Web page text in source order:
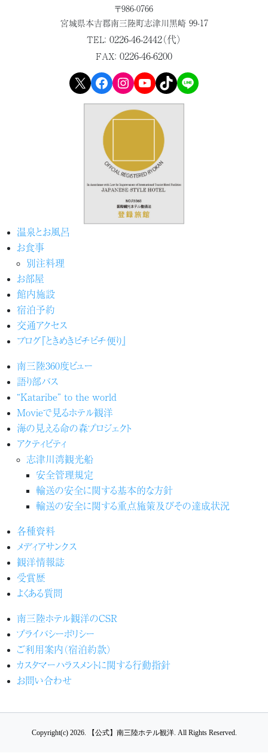
〒986-0766
宮城県本吉郡南三陸町志津川黒崎 99-17
TEL： 0226-46-2442（代）
FAX： 0226-46-6200
X Facebook Instagram YouTube TikTok LINE
温泉とお風呂
お食事
別注料理
お部屋
館内施設
宿泊予約
交通アクセス
ブログ『ときめきピチピチ便り』
南三陸360度ビュー
語り部バス
“Kataribe” to the world
Movieで見るホテル観洋
海の見える命の森プロジェクト
アクティビティ
志津川湾観光船
安全管理規定
輸送の安全に関する基本的な方針
輸送の安全に関する重点施策及びその達成状況
各種資料
メディアサンクス
観洋情報誌
受賞歴
よくある質問
南三陸ホテル観洋のCSR
プライバシーポリシー
ご利用案内（宿泊約款）
カスタマーハラスメントに関する行動指針
お問い合わせ
Copyright(c) 2026. 【公式】南三陸ホテル観洋. All Rights Reserved.